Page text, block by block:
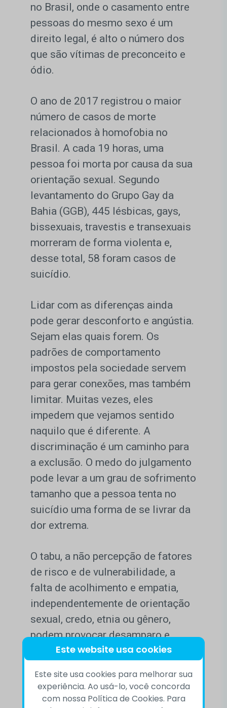
no Brasil, onde o casamento entre
pessoas do mesmo sexo é um
direito legal, é alto o número dos
que são vítimas de preconceito e
ódio.
O ano de 2017 registrou o maior
número de casos de morte
relacionados à homofobia no
Brasil. A cada 19 horas, uma
pessoa foi morta por causa da sua
orientação sexual. Segundo
levantamento do Grupo Gay da
Bahia (GGB), 445 lésbicas, gays,
bissexuais, travestis e transexuais
morreram de forma violenta e,
desse total, 58 foram casos de
suicídio.
Lidar com as diferenças ainda
pode gerar desconforto e angústia.
Sejam elas quais forem. Os
padrões de comportamento
impostos pela sociedade servem
para gerar conexões, mas também
limitar. Muitas vezes, eles
impedem que vejamos sentido
naquilo que é diferente. A
discriminação é um caminho para
a exclusão. O medo do julgamento
pode levar a um grau de sofrimento
tamanho que a pessoa tenta no
suicídio uma forma de se livrar da
dor extrema.
O tabu, a não percepção de fatores
de risco e de vulnerabilidade, a
falta de acolhimento e empatia,
independentemente de orientação
sexual, credo, etnia ou gênero,
podem provocar desamparo e
desespero. Ambos estão entre os
quem pensa em não mais viver.
Este website usa cookies
Este site usa cookies para melhorar sua
experiência. Ao usá-lo, você concorda
com nossa Política de Cookies. Para